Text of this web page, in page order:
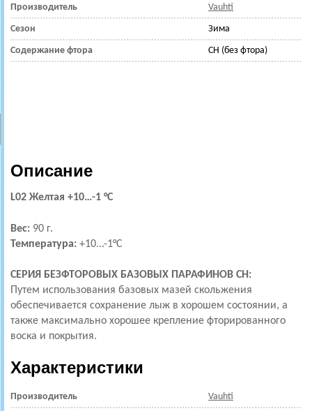
Производитель Vauhti
Сезон Зима
Содержание фтора CH (без фтора)
Описание
L02 Желтая +10…-1 °С
Вес: 90 г.
Температура: +10...-1°С
СЕРИЯ БЕЗФТОРОВЫХ БАЗОВЫХ ПАРАФИНОВ CH:
Путем использования базовых мазей скольжения
обеспечивается сохранение лыж в хорошем состоянии, а
также максимально хорошее крепление фторированного
воска и покрытия.
Характеристики
Производитель Vauhti